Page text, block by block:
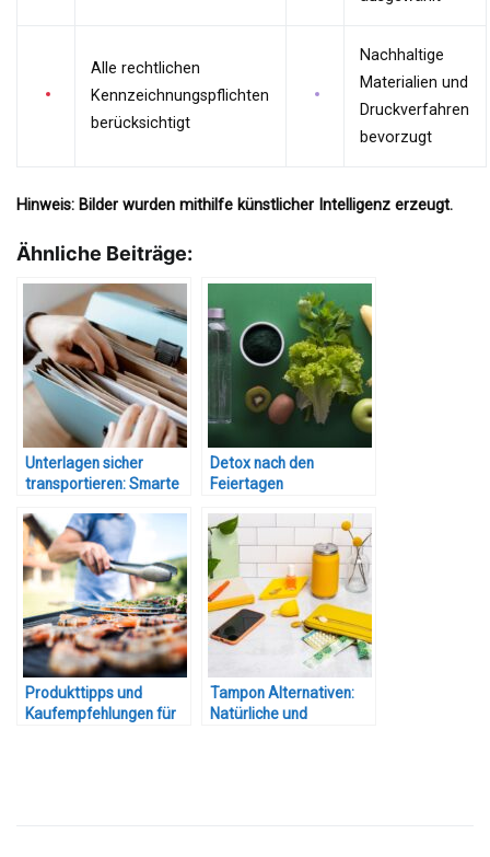
Alle rechtlichen
Kennzeichnungspflichten
berücksichtigt
Nachhaltige
Materialien und
Druckverfahren
bevorzugt
Hinweis: Bilder wurden mithilfe künstlicher Intelligenz erzeugt.
Ähnliche Beiträge:
Unterlagen sicher
transportieren: Smarte
praktischem Mehrwert
Detox nach den
Feiertagen
Produkttipps und
Kaufempfehlungen für
Tampon Alternativen:
Natürliche und